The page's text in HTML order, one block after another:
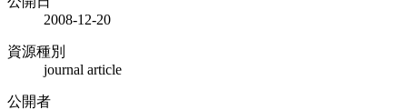
2008-12-20
資源種別
journal article
公開者